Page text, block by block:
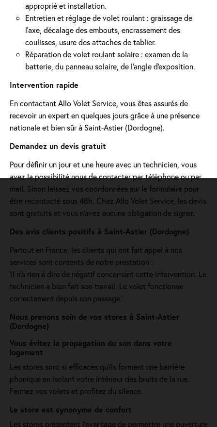
approprié et installation.
Entretien et réglage de volet roulant : graissage de
l’axe, décalage des embouts, encrassement des
coulisses, usure des attaches de tablier.
Réparation de volet roulant solaire : examen de la
batterie, du panneau solaire, de l'angle d'exposition.
Intervention rapide
En contactant Allo Volet Service, vous êtes assurés de
recevoir un expert en quelques jours grâce à une présence
nationale et bien sûr à Saint-Astier (Dordogne).
Demandez un devis gratuit
Pour définir un jour et une heure avec un technicien, vous
avez la possibilité nous de contacter par téléphone ou par
mail. Sinon laissez vos coordonnées sur le formulaire pour
être recontacté sous 48h. Chez Allo Volet Service, les devis
sont gratuits et vous n'avez aucune obligation de signer.
Des avis clients positifs à Saint-Astier (Dordogne)
Partout en France, les clients qui ont fait appel à nos
services sont contents de notre prestation :
'Il n’a rien à dire de négatif concernant cette intervention. Le
technicien a bien fait son travail. Le volet fonctionne
correctement depuis son passage.'
Nous prenons soin de vos stores à Saint-Astier
(Dordogne)
Vous évitez la propagation du son dans votre
logement
Les stores sont si efficaces qu’ils forment une barrière
phonique en isolant votre intérieur des bruits de la rue.
Fermez vos volets et profitez du silence.
Le store est synonyme de confort
Les stores présentent l'avantage de permettre une ouverture